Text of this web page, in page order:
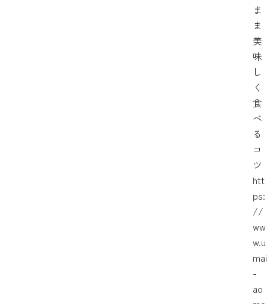
ま
ま
美
味
し
く
食
べ
る
コ
ツ
htt
ps:
//
ww
w.u
mai
-
ao